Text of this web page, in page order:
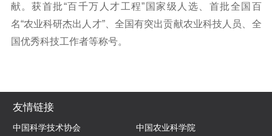
献。获首批“百千万人才工程”国家级人选、首批全国百
名“农业科研杰出人才”、全国有突出贡献农业科技人员、全
国优秀科技工作者等称号。
友情链接
中国科学技术协会
中国农业科学院